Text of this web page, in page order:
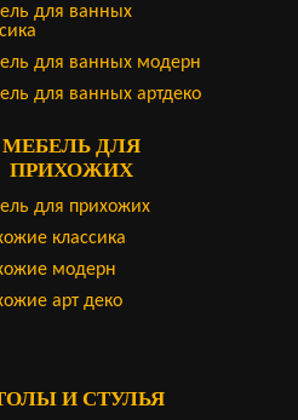
для ванных
для ванных модерн
для ванных артдеко
МЕБЕЛЬ ДЛЯ
ПРИХОЖИХ
для прихожих
классика
модерн
арт деко
И СТУЛЬЯ